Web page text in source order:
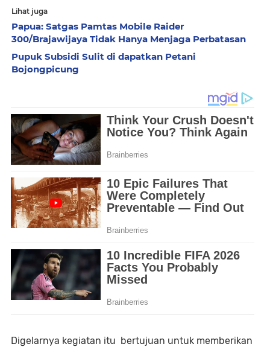
Lihat juga
Papua: Satgas Pamtas Mobile Raider
300/Brajawijaya Tidak Hanya Menjaga Perbatasan
Pupuk Subsidi Sulit di dapatkan Petani
Bojongpicung
Digelarnya kegiatan itu bertujuan untuk memberikan